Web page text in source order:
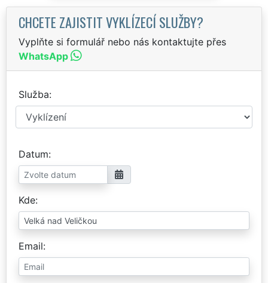
CHCETE ZAJISTIT VYKLÍZECÍ SLUŽBY?
Vyplňte si formulář nebo nás kontaktujte přes
WhatsApp
Služba
Datum
Kde
Email